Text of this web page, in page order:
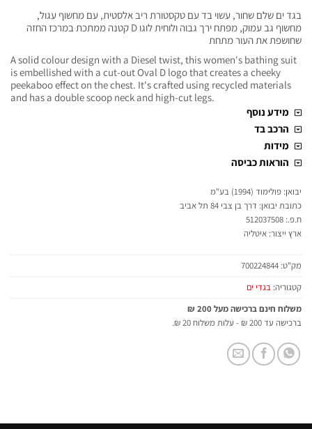
בגד ים שלם שחור, עשוי בד עם טקסטורת ריב אלסטית, עם מחשוף עגול,
מחשוף גב עמוק, מפתח ירך גבוה ולוחית לוגו D קטנה ממתכת במרכז החזה
שחושפת את העור מתחת
A solid colour design with a Diesel twist, this women's bathing suit
is embellished with a cut-out Oval D logo that creates a cheeky
peekaboo effect on the chest. It's crafted using recycled materials
and has a double scoop neck and high-cut legs.
מידע נוסף
הרכב בד
מידות
הוראות כביסה
יבואן: פולימוד (1994) בע"מ
כתובת יבואן: דרך בן צבי 84 תל אביב
ח.פ.: 512037508
ארץ ייצור: איטליה
מק"ט: 700224844
קטגוריה: בגדי ים
משלוח חינם ברכישה מעל 200 ₪
ברכישה עד 200 ₪ - עלות משלוח 20 ₪.